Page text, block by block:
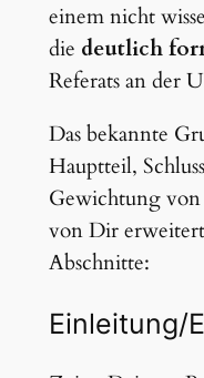
einem nicht
die deutlich
Referats an der
Das bekannte
Hauptteil,
Gewichtung von
von Dir
Abschnitte:
Einleitung/